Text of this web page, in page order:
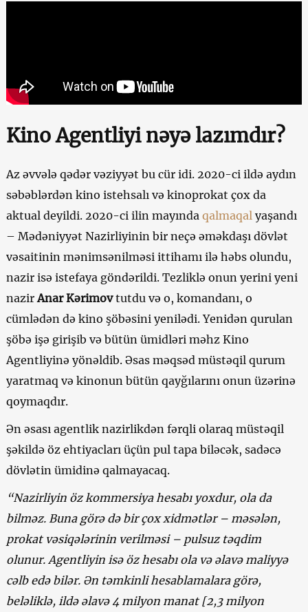
Kino Agentliyi nəyə lazımdır?
Az əvvələ qədər vəziyyət bu cür idi. 2020-ci ildə aydın
səbəblərdən kino istehsalı və kinoprokat çox da
aktual deyildi. 2020-ci ilin mayında qalmaqal yaşandı
– Mədəniyyət Nazirliyinin bir neçə əməkdaşı dövlət
vəsaitinin mənimsənilməsi ittihamı ilə həbs olundu,
nazir isə istefaya göndərildi. Tezliklə onun yerini yeni
nazir Anar Kərimovtutdu və o, komandanı, o
cümlədən də kino şöbəsini yenilədi. Yenidən qurulan
şöbə işə girişib və bütün ümidləri məhz Kino
Agentliyinə yönəldib. Əsas məqsəd müstəqil qurum
yaratmaq və kinonun bütün qayğılarını onun üzərinə
qoymaqdır.
Ən əsası agentlik nazirlikdən fərqli olaraq müstəqil
şəkildə öz ehtiyacları üçün pul tapa biləcək, sadəcə
dövlətin ümidinə qalmayacaq.
“Nazirliyin öz kommersiya hesabı yoxdur, ola da
bilməz. Buna görə də bir çox xidmətlər – məsələn,
prokat vəsiqələrinin verilməsi – pulsuz təqdim
olunur. Agentliyin isə öz hesabı ola və əlavə maliyyə
cəlb edə bilər. Ən təmkinli hesablamalara görə,
beləliklə, ildə əlavə 4 milyon manat [2,3 milyon